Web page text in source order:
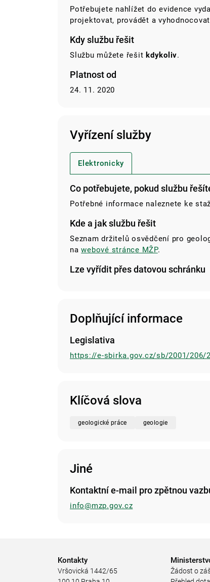
Potřebujete nahlížet do evidence
projektovat, provádět a
Kdy službu řešit
Službu můžete řešit kdykoliv.
Platnost od
24. 11. 2020
Vyřízení služby
Elektronicky
Co potřebujete, pokud službu
Potřebné informace naleznete ke
Kde a jak službu řešit
Seznam držitelů osvědčení pro
nawebové stránce MŽP.
Lze vyřídit přes datovou schránku
Doplňující informace
Legislativa
https://e-sbirka.gov.cz/sb/2001/206/
Klíčová slova
geologické práce geologie
Jiné
Kontaktní e-mail pro zpětnou
info@mzp.gov.cz
Kontakty
Vršovická 1442/65
Žádost o